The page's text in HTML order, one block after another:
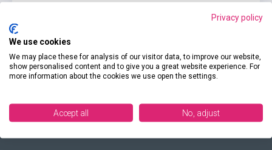
Elérhetőségeink
Vásárlási feltételek
Privacy policy
We use cookies
We may place these for analysis of our visitor data, to improve our website,
show personalised content and to give you a great website experience. For
more information about the cookies we use open the settings.
Accept all No, adjust